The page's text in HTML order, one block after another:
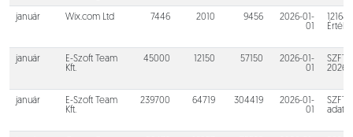
január Wix.com Ltd 7446 2010 9456
2026-01-
01
január
E-Szoft Team
Kft.
45000 12150 57150
2026-01-
01
SZFT-
január
E-Szoft Team
Kft.
239700 64719 304419
2026-01-
01